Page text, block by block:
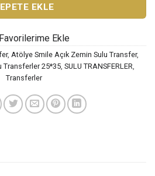
EKLE
Favorilerime Ekle
, Atölye Smile Açık Zemin Sulu Transfer,
Transferler 25*35 SULU TRANSFERLER
Transferler